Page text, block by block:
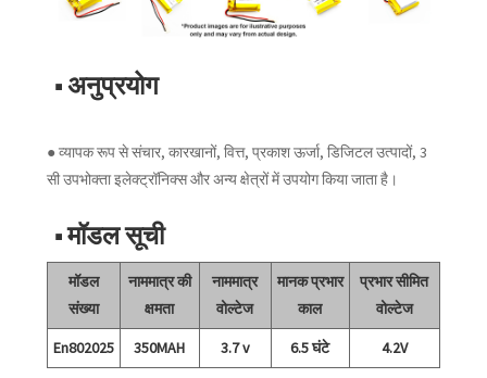
■ अनुप्रयोग
● व्यापक रूप से संचार, कारखानों, वित्त, प्रकाश ऊर्जा, डिजिटल उत्पादों, 3
सी उपभोक्ता इलेक्ट्रॉनिक्स और अन्य क्षेत्रों में उपयोग किया जाता है।
■ मॉडल सूची
मॉडल
संख्या
नाममात्र की
क्षमता
नाममात्र
वोल्टेज
मानक प्रभार
काल
प्रभार सीमित
वोल्टेज
En802025
350MAH 3.7 v 6.5 घंटे 4.2V